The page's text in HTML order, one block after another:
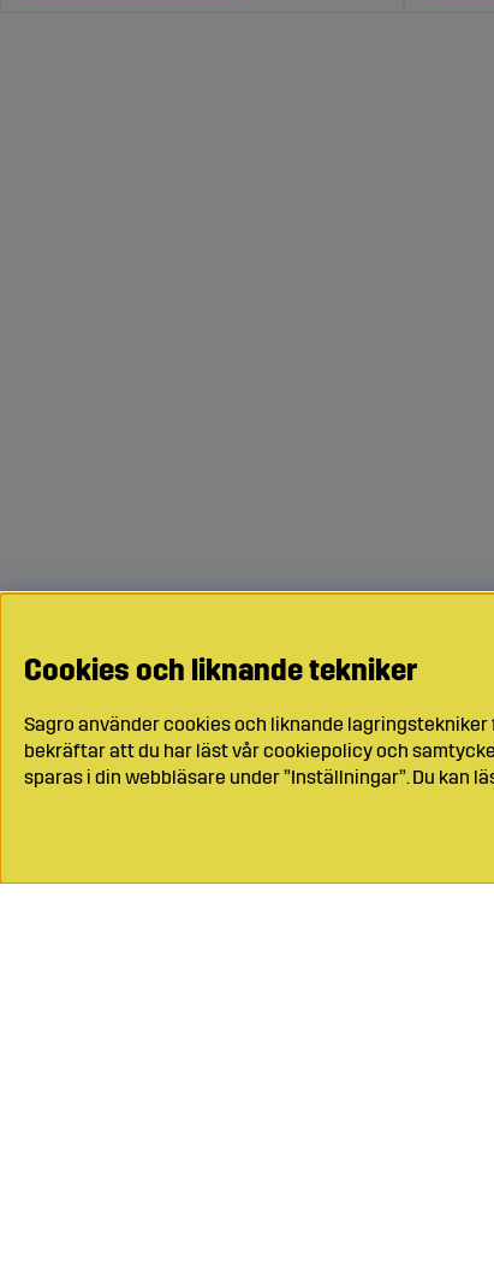
Cookies och liknande tekniker
Sagro använder cookies och liknande
bekräftar att du har läst vår cookiepolicy och
sparas i din webbläsare under ”Inställningar”. Du kan